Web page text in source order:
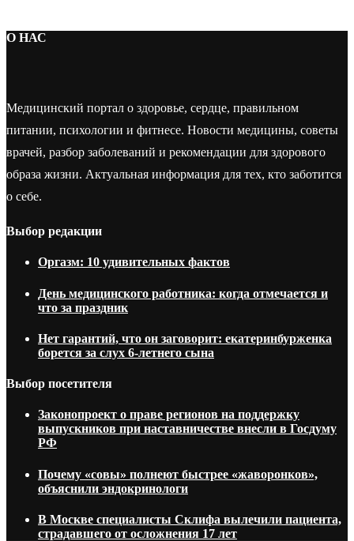
О НАС
Медицинский портал о здоровье, сердце, правильном
питании, психологии и фитнесе. Новости медицины, советы
врачей, разбор заболеваний и рекомендации для здорового
образа жизни. Актуальная информация для тех, кто заботится
о себе.
Выбор редакции
Оргазм: 10 удивительных фактов
День медицинского работника: когда отмечается и
что за праздник
Нет гарантий, что он заговорит: екатеринбурженка
борется за слух 6-летнего сына
Выбор посетителя
Законопроект о праве регионов на поддержку
выпускников при наставничестве внесли в Госдуму
РФ
Почему «совы» полнеют быстрее «жаворонков»,
объяснили эндокринологи
В Москве специалисты Склифа вылечили пациента,
страдавшего от осложнения 17 лет